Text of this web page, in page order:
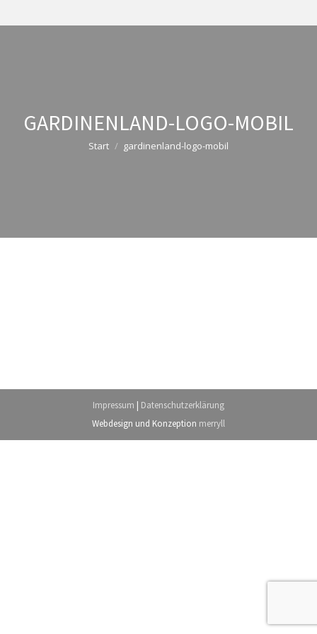
GARDINENLAND-LOGO-MOBIL
Sie befinden sich hier:
Start gardinenland-logo-mobil
Impressum | Datenschutzerklärung
Webdesign und Konzeption merryll